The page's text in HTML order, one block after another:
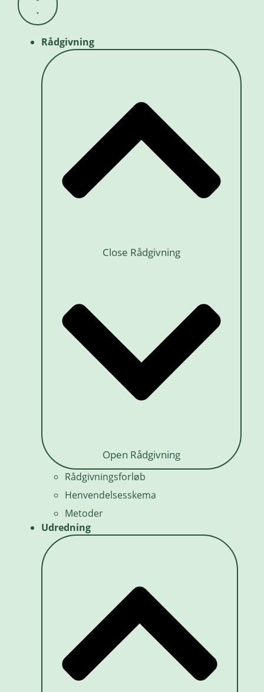
Rådgivning
Close Rådgivning
Open Rådgivning
Rådgivningsforløb
Henvendelsesskema
Metoder
Udredning